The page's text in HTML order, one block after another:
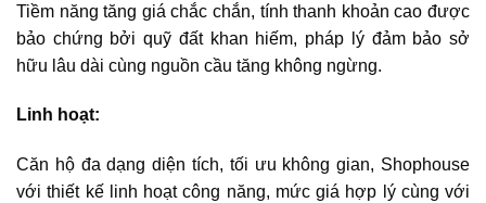
Tiềm năng tăng giá chắc chắn, tính thanh khoản cao được
bảo chứng bởi quỹ đất khan hiếm, pháp lý đảm bảo sở
hữu lâu dài cùng nguồn cầu tăng không ngừng.
Linh hoạt:
Căn hộ đa dạng diện tích, tối ưu không gian, Shophouse
với thiết kế linh hoạt công năng, mức giá hợp lý cùng với